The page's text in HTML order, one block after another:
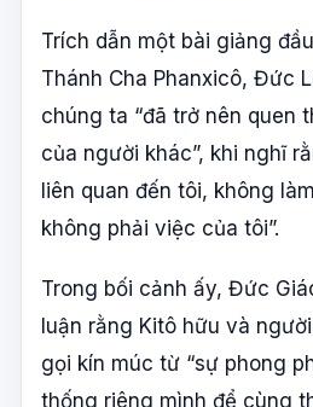
Trích dẫn một bài giảng
Thánh Cha Phanxicô, Đức
chúng ta “đã trở nên quen
của người khác”, khi nghĩ
liên quan đến tôi, không
không phải việc của tôi”.
Trong bối cảnh ấy, Đức
luận rằng Kitô hữu và
gọi kín múc từ “sự phong
thống riêng mình để cùng